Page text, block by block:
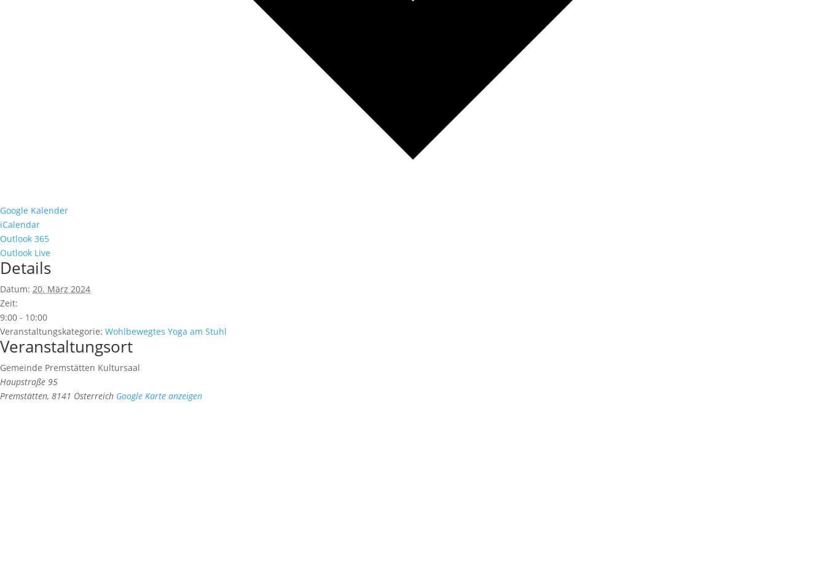
Google Kalender
iCalendar
Outlook 365
Outlook Live
Details
Datum: 20. März 2024
Zeit:
9:00 - 10:00
Veranstaltungskategorie: Wohlbewegtes Yoga am Stuhl
Veranstaltungsort
Gemeinde Premstätten Kultursaal
Haupstraße 95
Premstätten, 8141 Österreich Google Karte anzeigen